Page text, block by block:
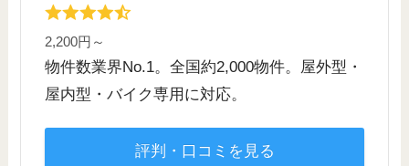
2,200円～
物件数業界No.1。全国約2,000物件。屋外型・
屋内型・バイク専用に対応。
評判・口コミを見る